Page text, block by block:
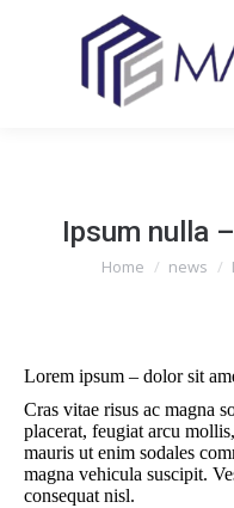
Ipsum nulla
You are here:
Home news
Lorem ipsum – dolor sit
Cras vitae risus ac magna
placerat, feugiat arcu
mauris ut enim sodales
magna vehicula suscipit.
consequat nisl.